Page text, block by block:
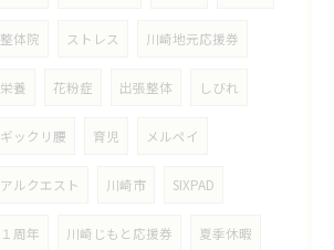
整体院 ストレス 川崎地元応援券
栄養 花粉症 出張整体 しびれ
ギックリ腰 育児 メルペイ
アルクエスト 川崎市 SIXPAD
１周年 川崎じもと応援券 夏季休暇